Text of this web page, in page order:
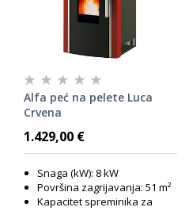
Alfa peć na pelete Luca
Crvena
1.429,00 €
Snaga (kW): 8 kW
Površina zagrijavanja: 51 m²
Kapacitet spreminika za